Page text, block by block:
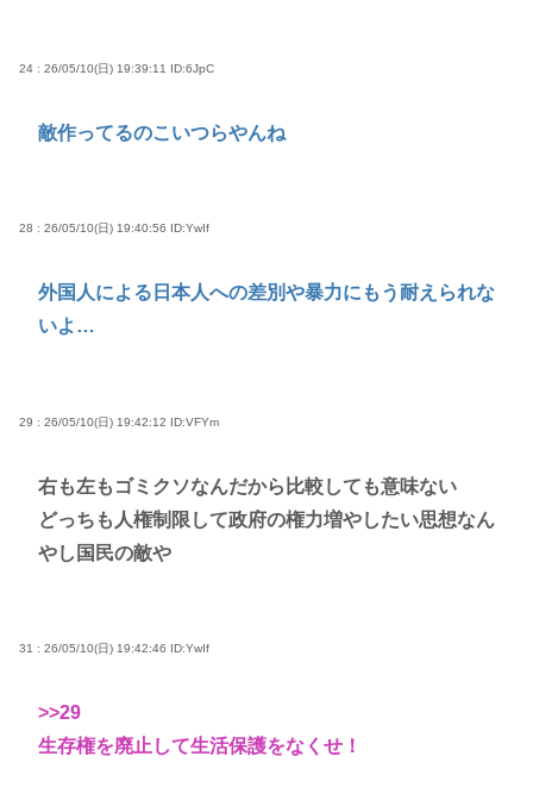
24 : 26/05/10(日) 19:39:11 ID:6JpC
敵作ってるのこいつらやんね
28 : 26/05/10(日) 19:40:56 ID:YwIf
外国人による日本人への差別や暴力にもう耐えられな
いよ…
29 : 26/05/10(日) 19:42:12 ID:VFYm
右も左もゴミクソなんだから比較しても意味ない
どっちも人権制限して政府の権力増やしたい思想なん
やし国民の敵や
31 : 26/05/10(日) 19:42:46 ID:YwIf
>>29
生存権を廃止して生活保護をなくせ！